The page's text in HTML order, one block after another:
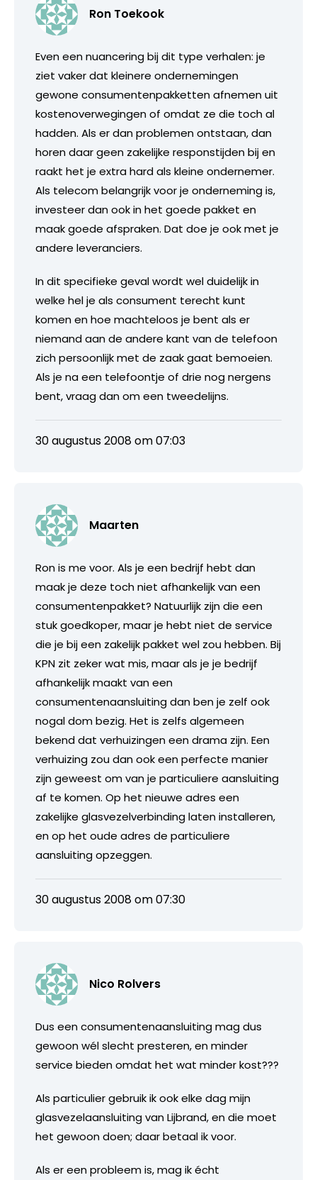
Ron Toekook
Even een nuancering bij dit type verhalen: je
ziet vaker dat kleinere ondernemingen
gewone consumentenpakketten afnemen uit
kostenoverwegingen of omdat ze die toch al
hadden. Als er dan problemen ontstaan, dan
horen daar geen zakelijke responstijden bij en
raakt het je extra hard als kleine ondernemer.
Als telecom belangrijk voor je onderneming is,
investeer dan ook in het goede pakket en
maak goede afspraken. Dat doe je ook met je
andere leveranciers.
In dit specifieke geval wordt wel duidelijk in
welke hel je als consument terecht kunt
komen en hoe machteloos je bent als er
niemand aan de andere kant van de telefoon
zich persoonlijk met de zaak gaat bemoeien.
Als je na een telefoontje of drie nog nergens
bent, vraag dan om een tweedelijns.
30 augustus 2008 om 07:03
Maarten
Ron is me voor. Als je een bedrijf hebt dan
maak je deze toch niet afhankelijk van een
consumentenpakket? Natuurlijk zijn die een
stuk goedkoper, maar je hebt niet de service
die je bij een zakelijk pakket wel zou hebben. Bij
KPN zit zeker wat mis, maar als je je bedrijf
afhankelijk maakt van een
consumentenaansluiting dan ben je zelf ook
nogal dom bezig. Het is zelfs algemeen
bekend dat verhuizingen een drama zijn. Een
verhuizing zou dan ook een perfecte manier
zijn geweest om van je particuliere aansluiting
af te komen. Op het nieuwe adres een
zakelijke glasvezelverbinding laten installeren,
en op het oude adres de particuliere
aansluiting opzeggen.
30 augustus 2008 om 07:30
Nico Rolvers
Dus een consumentenaansluiting mag dus
gewoon wél slecht presteren, en minder
service bieden omdat het wat minder kost???
Als particulier gebruik ik ook elke dag mijn
glasvezelaansluiting van Lijbrand, en die moet
het gewoon doen; daar betaal ik voor.
Als er een probleem is, mag ik écht